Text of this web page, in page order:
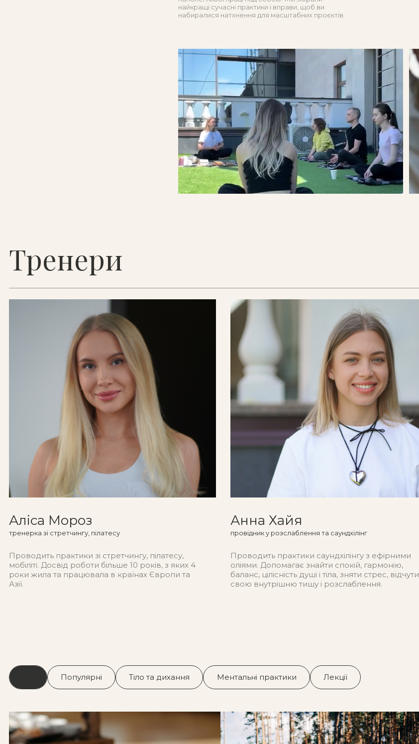
найкращі сучасні практики і вправи, щоб ви
набиралися натхнення для масштабних проєктів.
Тренери
Аліса Мороз
тренерка зі стретчингу, пілатесу
Проводить практики зі стретчингу, пілатесу,
мобіліті. Досвід роботи більше 10 років, з яких 4
роки жила та працювала в країнах Європи та
Азії.
Анна Хайя
провідник у розслаблення та саундхілінг
Проводить практики саундхілінгу з ефірними
оліями. Допомагає знайти спокій, гармонію,
баланс, цілісність душі і тіла, зняти стрес, відчути
свою внутрішню тишу і розслаблення.
Популярні Тіло та дихання Ментальні практики Лекції